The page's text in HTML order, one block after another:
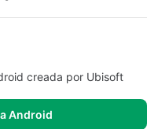
creada por Ubisoft
Android